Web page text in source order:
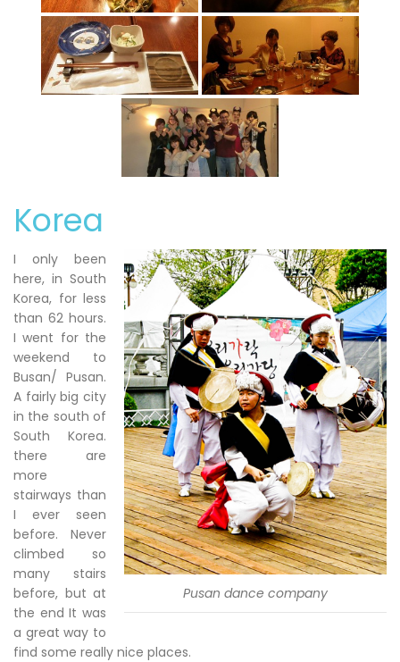
Korea
Pusan dance company
I only been
here, in South
Korea, for less
than 62 hours.
I went for the
weekend to
Busan/ Pusan.
A fairly big city
in the south of
South Korea.
there are
more
stairways than
I ever seen
before. Never
climbed so
many stairs
before, but at
the end It was
a great way to
find some really nice places.